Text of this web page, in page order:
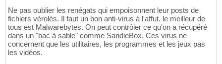
Ne pas oublier les renégats qui empoisonnent leur posts de
fichiers vérolés. Il faut un bon anti-virus à l'affut. le meilleur de
tous est Malwarebytes. On peut contrôler ce qu'on a récupéré
dans un "bac à sable" comme SandieBox. Ces virus ne
concernent que les utilitaires, les programmes et les jeux pas
les vidéos.